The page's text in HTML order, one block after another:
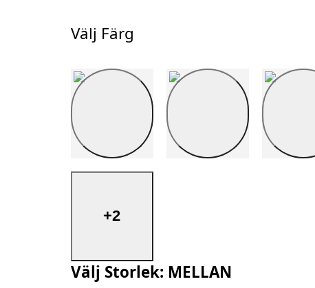
Välj Färg
Välj Färg
+2
Välj Storlek: MELLAN